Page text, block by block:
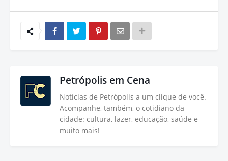
Petrópolis em Cena
Notícias de Petrópolis a um clique de você.
Acompanhe, também, o cotidiano da
cidade: cultura, lazer, educação, saúde e
muito mais!